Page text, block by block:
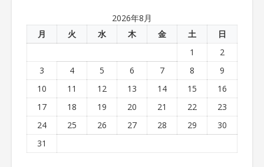
2026年8月
月
火 水 木 金 土
日
1
2
3
4 5 6 7 8
9
10
11 12 13 14 15
16
17
18 19 20 21 22
23
24
25 26 27 28 29
30
31